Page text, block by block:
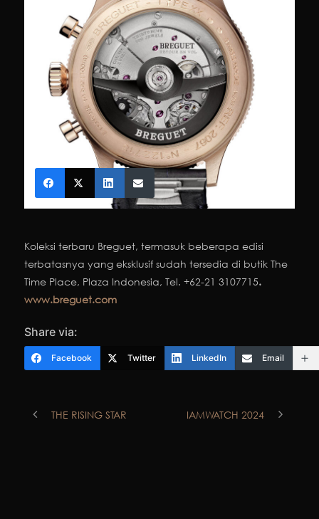
Koleksi terbaru Breguet, termasuk beberapa edisi
terbatasnya yang eksklusif sudah tersedia di butik The
Time Place, Plaza Indonesia, Tel. +62-21 3107715.
www.breguet.com
Share via:
Facebook Twitter LinkedIn Email
THE RISING STAR IAMWATCH 2024